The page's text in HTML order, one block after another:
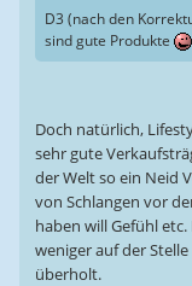
D3 (nach den
sind gute Produkte
Doch natürlich,
sehr gute
der Welt so ein Neid
von Schlangen vor
haben will Gefühl
weniger auf der
überholt.